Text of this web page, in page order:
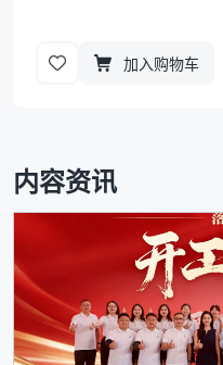
加入购物车
内容资讯